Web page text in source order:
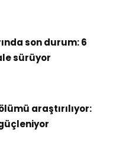
son durum: 6
sürüyor
araştırılıyor: